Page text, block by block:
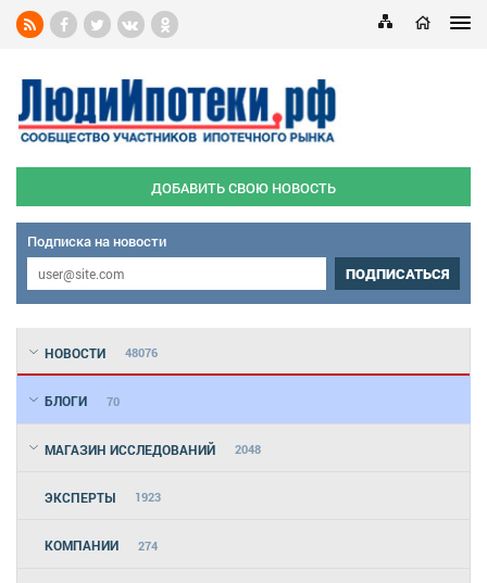
ДОБАВИТЬ СВОЮ НОВОСТЬ
Подписка на новости
ПОДПИСАТЬСЯ
НОВОСТИ 48076
БЛОГИ 70
МАГАЗИН ИССЛЕДОВАНИЙ 2048
ЭКСПЕРТЫ 1923
КОМПАНИИ 274